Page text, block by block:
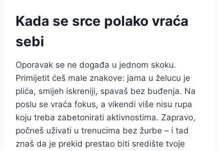
Kada se srce polako vraća
sebi
Oporavak se ne događa u jednom skoku.
Primijetit ćeš male znakove: jama u želucu je
plića, smijeh iskreniji, spavaš bez buđenja. Na
poslu se vraća fokus, a vikendi više nisu rupa
koju treba zabetonirati aktivnostima. Zapravo,
počneš uživati u trenucima bez žurbe – i tad
znaš da je prekid prestao biti središte tvoje